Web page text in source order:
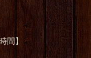
間】